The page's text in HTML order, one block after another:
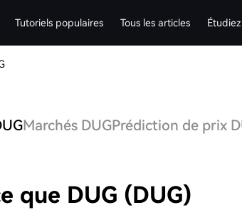
Tutoriels populaires Tous les articles
Marchés DUGPrédiction de prix
que DUG (DUG)